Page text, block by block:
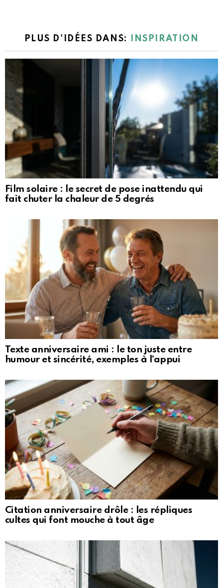
PLUS D'IDÉES DANS: INSPIRATION
Film solaire : le secret de pose inattendu qui
fait chuter la chaleur de 5 degrés
Texte anniversaire ami : le ton juste entre
humour et sincérité, exemples à l’appui
Citation anniversaire drôle : les répliques
cultes qui font mouche à tout âge